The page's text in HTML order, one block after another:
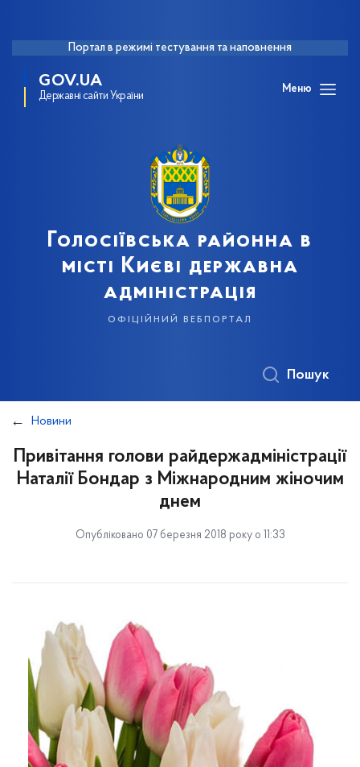
Портал в режимі тестування та наповнення
GOV.UA
Державні сайти України
Меню
Голосіївська районна в
місті Києві державна
адміністрація
офіційний вебпортал
Пошук
Новини
Привітання голови райдержадміністрації
Наталії Бондар з Міжнародним жіночим
днем
Опубліковано 07 березня 2018 року о 11:33